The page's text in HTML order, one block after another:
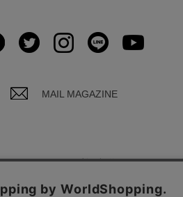
MAIL MAGAZINE
て ご利用規約 お